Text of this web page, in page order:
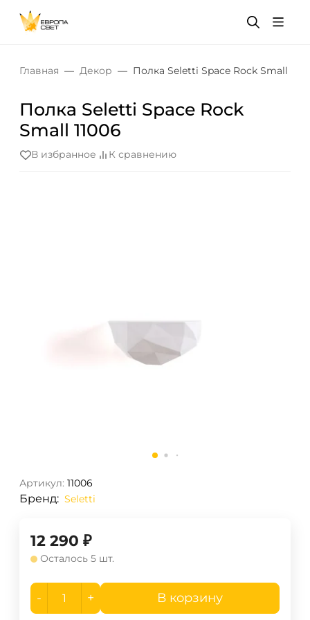
Главная Декор Полка Seletti Space Rock Small
Полка Seletti Space Rock
Small 11006
В избранное К сравнению
Артикул: 11006
Бренд: Seletti
12 290 ₽
Осталось 5 шт.
- + В корзину